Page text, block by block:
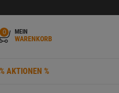
0 MEIN
WARENKORB
% AKTIONEN %